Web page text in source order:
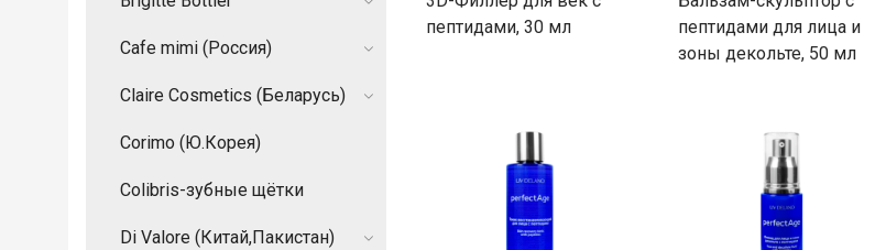
пептидами, 30 мл
пептидами для лица и
зоны декольте, 50 мл
Cafe mimi (Россия)
Claire Cosmetics (Беларусь)
Corimo (Ю.Корея)
Colibris-зубные щётки
Di Valore (Китай,Пакистан)